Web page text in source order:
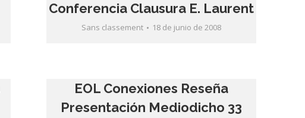
Conferencia Clausura E. Laurent
Sans classement 18 de junio de 2008
EOL Conexiones Reseña
Presentación Mediodicho 33